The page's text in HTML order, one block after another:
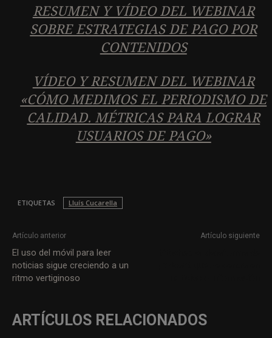
RESUMEN Y VÍDEO DEL WEBINAR
SOBRE ESTRATEGIAS DE PAGO POR
CONTENIDOS
VÍDEO Y RESUMEN DEL WEBINAR
«CÓMO MEDIMOS EL PERIODISMO DE
CALIDAD. MÉTRICAS PARA LOGRAR
USUARIOS DE PAGO»
ETIQUETAS Lluís Cucarella
Artículo anterior
El uso del móvil para leer
noticias sigue creciendo a un
ritmo vertiginoso
Artículo siguiente
ARTÍCULOS RELACIONADOS